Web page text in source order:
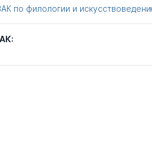
по филологии и